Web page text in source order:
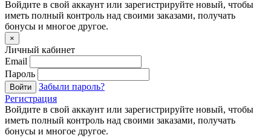
Войдите в свой аккаунт или зарегистрируйте новый, чтобы
иметь полный контроль над своими заказами, получать
бонусы и многое другое.
×
Личный кабинет
Email
Пароль
Войти
Забыли пароль?
Регистрация
Войдите в свой аккаунт или зарегистрируйте новый, чтобы
иметь полный контроль над своими заказами, получать
бонусы и многое другое.